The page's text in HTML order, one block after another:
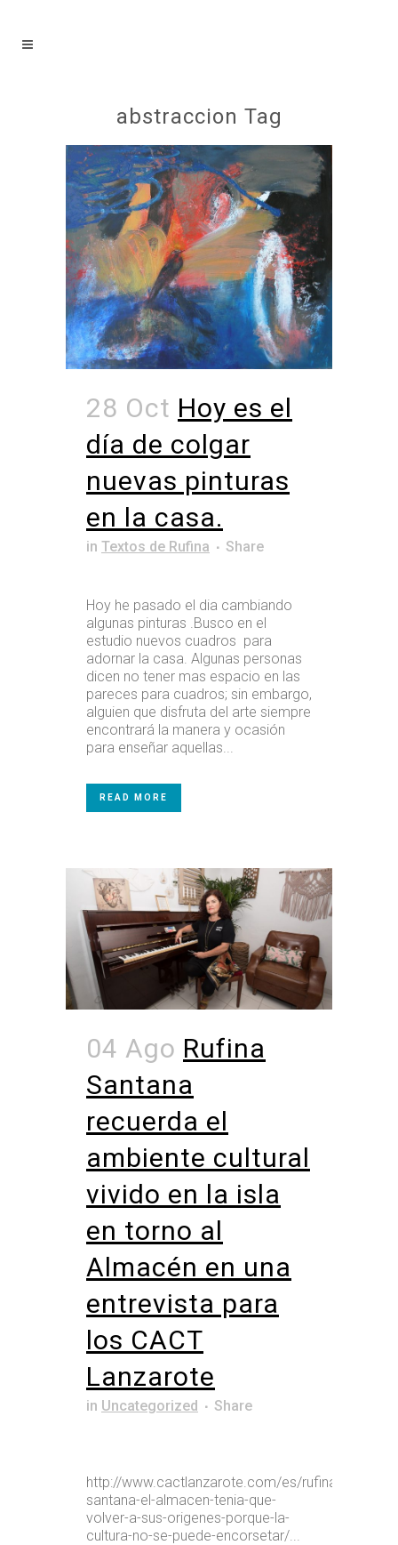
abstraccion Tag
28 Oct Hoy es el
día de colgar
nuevas pinturas
en la casa.
in Textos de Rufina Share
Hoy he pasado el dia cambiando
algunas pinturas .Busco en el
estudio nuevos cuadros para
adornar la casa. Algunas personas
dicen no tener mas espacio en las
pareces para cuadros; sin embargo,
alguien que disfruta del arte siempre
encontrará la manera y ocasión
para enseñar aquellas...
READ MORE
04 Ago Rufina
Santana
recuerda el
ambiente cultural
vivido en la isla
en torno al
Almacén en una
entrevista para
los CACT
Lanzarote
in Uncategorized Share
http://www.cactlanzarote.com/es/rufina-
santana-el-almacen-tenia-que-
volver-a-sus-origenes-porque-la-
cultura-no-se-puede-encorsetar/...